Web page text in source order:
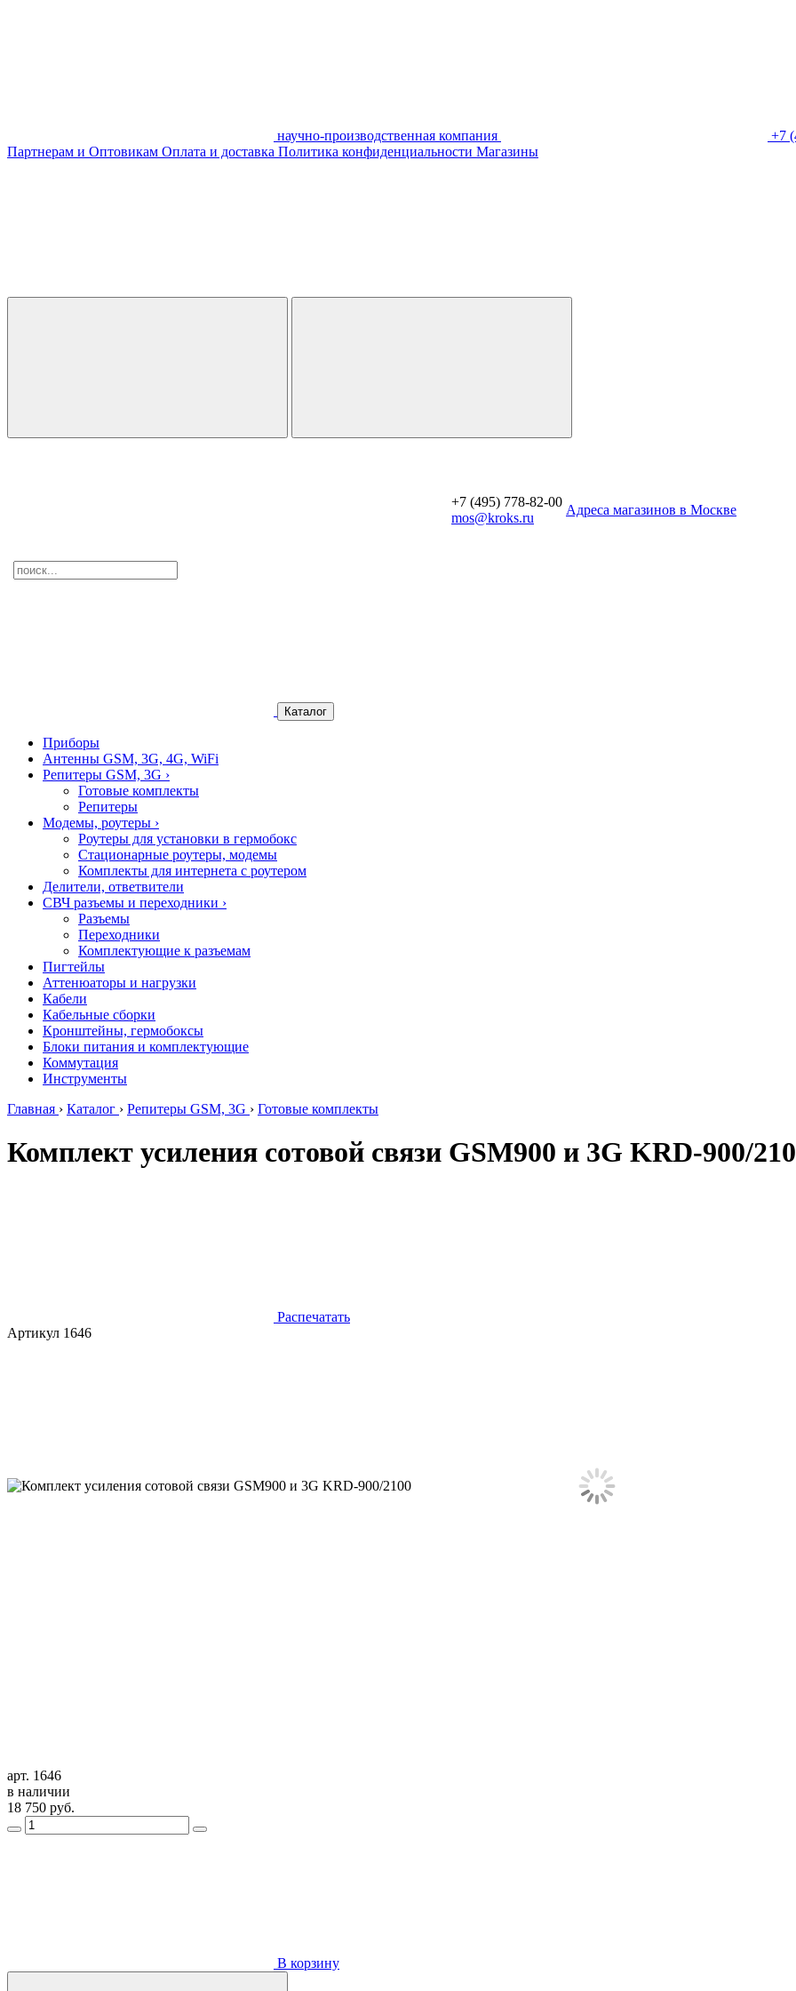
научно-производственная компания
+7
Партнерам и Оптовикам Оплата и доставка Политика конфиденциальности Магазины
+7 (495) 778-82-00
mos@kroks.ru
Aдреса магазинов в Москве
Каталог
Приборы
Антенны GSM, 3G, 4G, WiFi
Репитеры GSM, 3G ›
Готовые комплекты
Репитеры
Модемы, роутеры ›
Роутеры для установки в гермобокс
Стационарные роутеры, модемы
Комплекты для интернета с роутером
Делители, ответвители
СВЧ разъемы и переходники ›
Разъемы
Переходники
Комплектующие к разъемам
Пигтейлы
Аттенюаторы и нагрузки
Кабели
Кабельные сборки
Кронштейны, гермобоксы
Блоки питания и комплектующие
Коммутация
Инструменты
Главная › Каталог › Репитеры GSM, 3G › Готовые комплекты
Комплект усиления сотовой связи GSM900 и 3G KRD-900/
Распечатать
Артикул 1646
арт. 1646
в наличии
18 750 руб.
В корзину